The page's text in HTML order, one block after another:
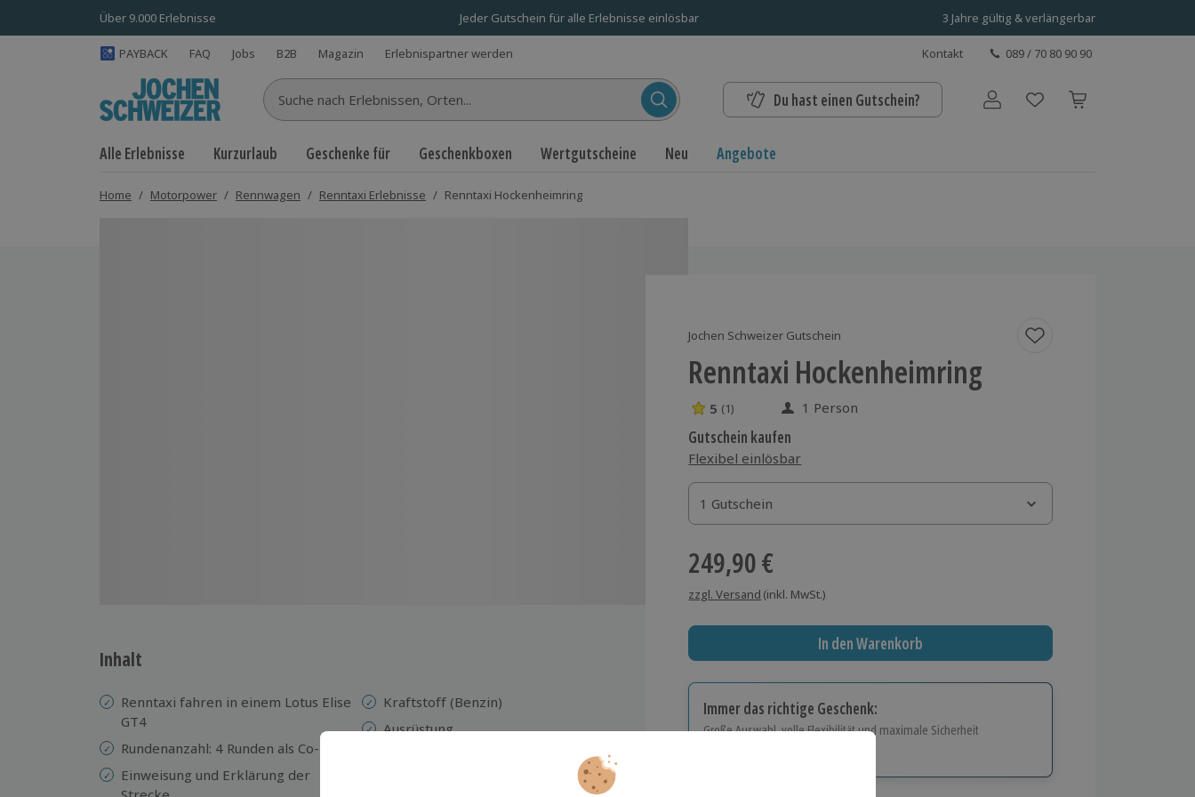
Über 9.000 Erlebnisse Jeder Gutschein für alle Erlebnisse einlösbar 3 Jahre gültig & verlängerbar
PAYBACK FAQ Jobs B2B Magazin Erlebnispartner werden Kontakt 089 / 70 80 90 90
Suche nach Erlebnissen... Du hast einen Gutschein? Benutzerkonto
Alle Erlebnisse Kurzurlaub Geschenke für Geschenkboxen Wertgutscheine Neu Angebote
Home / Motorpower / Rennwagen / Renntaxi Erlebnisse / Renntaxi Hockenheimring
Jochen Schweizer Gutschein
Renntaxi Hockenheimring
5 Sterne von 5 aus 1 Bewertungen
5 (1) 1 Person
Gutschein kaufen
Flexibel einlösbar
1 Gutschein
1 Gutschein
1 Gutschein
249,90 €
zzgl. Versand (inkl. MwSt.)
In den Warenkorb
Immer das richtige Geschenk:
Große Auswahl, volle Flexibilität und maximale Sicherheit
Inhalt
Renntaxi fahren in einem Lotus Elise
GT4
Rundenanzahl: 4 Runden als Co-Pilot
Einweisung und Erklärung der
Kraftstoff (Benzin)
Ausrüstung